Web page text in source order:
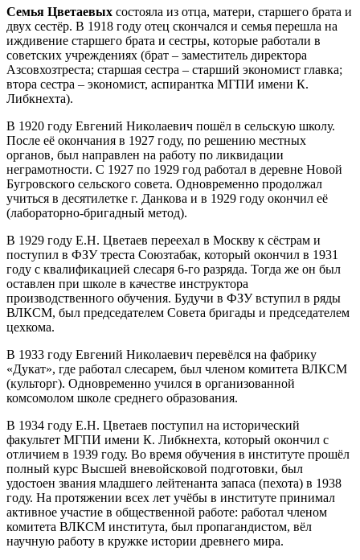
Семья Цветаевых состояла из отца, матери, старшего брата и
двух сестёр. В 1918 году отец скончался и семья перешла на
иждивение старшего брата и сестры, которые работали в
советских учреждениях (брат – заместитель директора
Азсовхозтреста; старшая сестра – старший экономист главка;
втора сестра – экономист, аспирантка МГПИ имени К.
Либкнехта).
В 1920 году Евгений Николаевич пошёл в сельскую школу.
После её окончания в 1927 году, по решению местных
органов, был направлен на работу по ликвидации
неграмотности. С 1927 по 1929 год работал в деревне Новой
Бугровского сельского совета. Одновременно продолжал
учиться в десятилетке г. Данкова и в 1929 году окончил её
(лабораторно-бригадный метод).
В 1929 году Е.Н. Цветаев переехал в Москву к сёстрам и
поступил в ФЗУ треста Союзтабак, который окончил в 1931
году с квалификацией слесаря 6-го разряда. Тогда же он был
оставлен при школе в качестве инструктора
производственного обучения. Будучи в ФЗУ вступил в ряды
ВЛКСМ, был председателем Совета бригады и председателем
цехкома.
В 1933 году Евгений Николаевич перевёлся на фабрику
«Дукат», где работал слесарем, был членом комитета ВЛКСМ
(культорг). Одновременно учился в организованной
комсомолом школе среднего образования.
В 1934 году Е.Н. Цветаев поступил на исторический
факультет МГПИ имени К. Либкнехта, который окончил с
отличием в 1939 году. Во время обучения в институте прошёл
полный курс Высшей вневойсковой подготовки, был
удостоен звания младшего лейтенанта запаса (пехота) в 1938
году. На протяжении всех лет учёбы в институте принимал
активное участие в общественной работе: работал членом
комитета ВЛКСМ института, был пропагандистом, вёл
научную работу в кружке истории древнего мира.